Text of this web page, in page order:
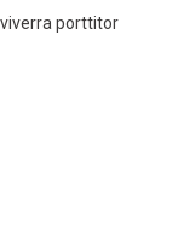
porttitor